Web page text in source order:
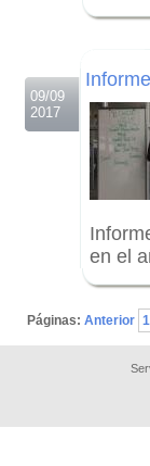
09/09
2017
en el
Páginas: Anterior 1